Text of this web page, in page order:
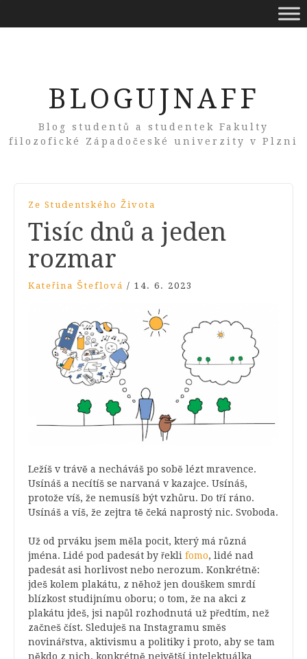
BLOGUJNAFF
Blog studentů a studentek Fakulty
filozofické Západočeské univerzity v Plzni
Ze Studentského Života
Tisíc dnů a jeden
rozmar
Kateřina Šteflová / 14. 6. 2023
Ležíš v trávě a necháváš po sobě lézt mravence.
Usínáš a necítíš se narvaná v kazajce. Usínáš,
protože víš, že nemusíš být vzhůru. Do tří ráno.
Usínáš a víš, že zejtra tě čeká naprostý nic. Svoboda.
Už od prváku jsem měla pocit, který má různá
jména. Lidé pod padesát by řekli fomo, lidé nad
padesát asi horlivost nebo nerozum. Konkrétně:
jdeš kolem plakátu, z něhož jen douškem smrdí
blízkost studijnímu oboru; o tom, že na akci z
plakátu jdeš, jsi napůl rozhodnutá už předtím, než
začneš číst. Sleduješ na Instagramu směs
novinářstva, aktivismu a politiky i proto, aby se tam
někdo z nich, konkrétně největší intelektuálka